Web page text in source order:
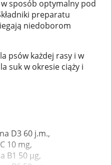
w celu
sposób optymalny pod
preparatu
niedoborom
psów każdej rasy i w
suk w okresie ciąży i
D3 60 j.m.,
10 mg,
B1 50 µg,